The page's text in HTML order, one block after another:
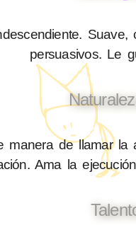
persuasivos. Le
manera de llamar
Ama la